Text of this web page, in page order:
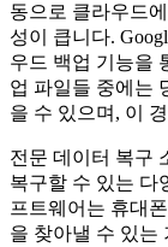
동으로 클라우드
성이 큽니다.
우드 백업 기능을
업 파일들 중에는
을 수 있으며, 이
전문 데이터 복구
복구할 수 있는 다
프트웨어는 휴대
을 찾아낼 수 있는